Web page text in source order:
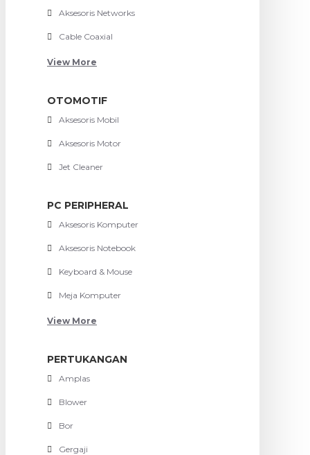
Aksesoris Networks
Cable Coaxial
View More
OTOMOTIF
Aksesoris Mobil
Aksesoris Motor
Jet Cleaner
PC PERIPHERAL
Aksesoris Komputer
Aksesoris Notebook
Keyboard & Mouse
Meja Komputer
View More
PERTUKANGAN
Amplas
Blower
Bor
Gergaji